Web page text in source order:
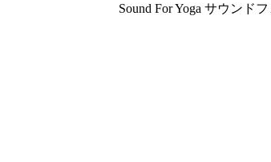
Sound For Yoga サウン